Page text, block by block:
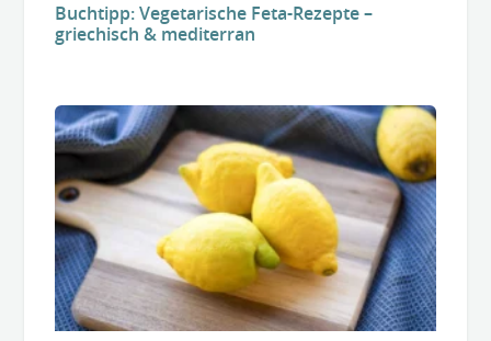
Buchtipp: Vegetarische Feta-Rezepte –
griechisch & mediterran